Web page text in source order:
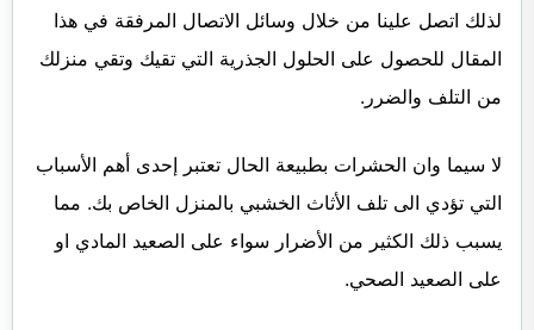
لذلك اتصل علينا من خلال وسائل الاتصال المرفقة في هذا
المقال للحصول على الحلول الجذرية التي تقيك وتقي منزلك
من التلف والضرر.
لا سيما وان الحشرات بطبيعة الحال تعتبر إحدى أهم الأسباب
التي تؤدي الى تلف الأثاث الخشبي بالمنزل الخاص بك. مما
يسبب ذلك الكثير من الأضرار سواء على الصعيد المادي او
على الصعيد الصحي.